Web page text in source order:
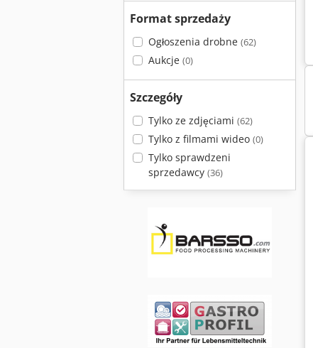
Format sprzedaży
Ogłoszenia drobne (62)
Aukcje (0)
Szczegóły
Tylko ze zdjęciami (62)
Tylko z filmami wideo (0)
Tylko sprawdzeni
sprzedawcy (36)